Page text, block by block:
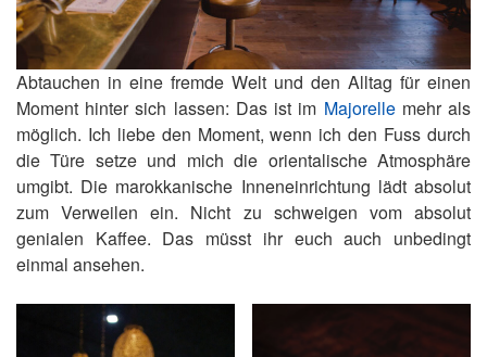
Abtauchen in eine fremde Welt und den Alltag für einen
Moment hinter sich lassen: Das ist im Majorelle mehr als
möglich. Ich liebe den Moment, wenn ich den Fuss durch
die Türe setze und mich die orientalische Atmosphäre
umgibt. Die marokkanische Inneneinrichtung lädt absolut
zum Verweilen ein. Nicht zu schweigen vom absolut
genialen Kaffee. Das müsst ihr euch auch unbedingt
einmal ansehen.